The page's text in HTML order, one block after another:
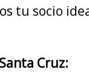
tu socio
Cruz: